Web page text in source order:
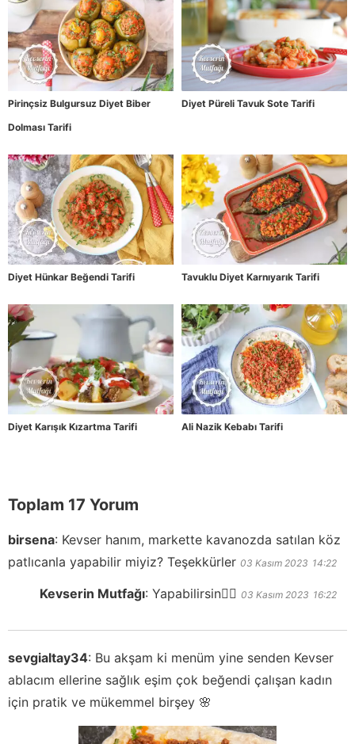
Pirinçsiz Bulgursuz Diyet Biber
Dolması Tarifi
Diyet Püreli Tavuk Sote Tarifi
Diyet Hünkar Beğendi Tarifi Tavuklu Diyet Karnıyarık Tarifi
Diyet Karışık Kızartma Tarifi Ali Nazik Kebabı Tarifi
Toplam 17 Yorum
birsena: Kevser hanım, markette kavanozda satılan köz
patlıcanla yapabilir miyiz? Teşekkürler 03 Kasım 2023 14:22
Kevserin Mutfağı: Yapabilirsin👍🏻 03 Kasım 2023 16:22
sevgialtay34: Bu akşam ki menüm yine senden Kevser
ablacım ellerine sağlık eşim çok beğendi çalışan kadın
için pratik ve mükemmel birşey 🌸